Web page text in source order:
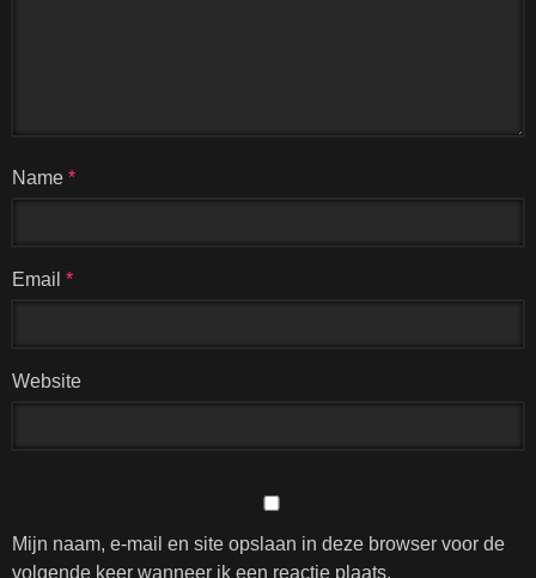
Name *
Email *
Website
Mijn naam, e-mail en site opslaan in deze browser voor de
volgende keer wanneer ik een reactie plaats.